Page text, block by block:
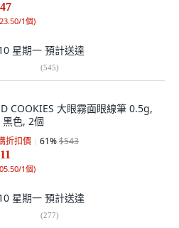
1個)
星期一 預計送達
(545)
COOKIES 大眼霧面眼線筆 0.5g,
黑色, 2個
折扣價 61%$543
1個)
星期一 預計送達
(277)